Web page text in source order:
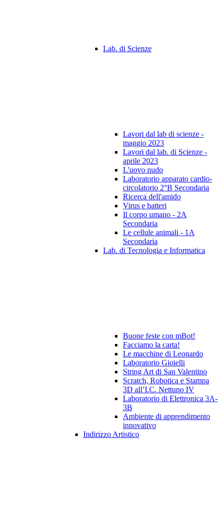
Lab. di Scienze
Lavori dal lab di scienze -
maggio 2023
Lavori dal lab. di Scienze -
aprile 2023
L'uovo nudo
Laboratorio apparato cardio-
circolatorio 2°B Secondaria
Ricerca dell'amido
Virus e batteri
Il corpo umano - 2A
Secondaria
Le cellule animali - 1A
Secondaria
Lab. di Tecnologia e Informatica
Buone feste con mBot!
Facciamo la carta!
Le macchine di Leonardo
Laboratorio Gioielli
String Art di San Valentino
Scratch, Robotica e Stampa
3D all’I.C. Nettuno IV
Laboratorio di Elettronica 3A-
3B
Ambiente di apprendimento
innovativo
Indirizzo Artistico